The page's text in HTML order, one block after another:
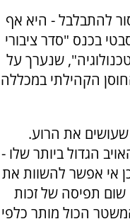
להתבלבל - היא אף
בכנס "סדר ציבורי
שנערך על
הקהילתי במכללה
את הרוע.
הגדול ביותר שלו -
אי אפשר להשוות את
שום תפיסה של זכות
הכול מותר כלפי